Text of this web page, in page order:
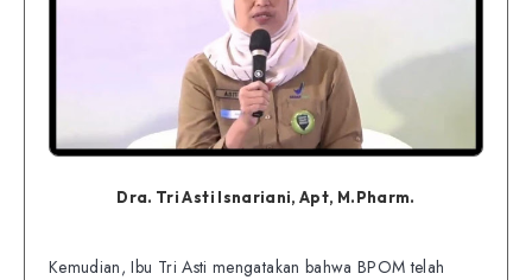
Dra. Tri Asti Isnariani, Apt, M.Pharm.
Kemudian, Ibu Tri Asti mengatakan bahwa BPOM telah